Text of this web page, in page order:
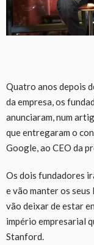
Quatro anos depois
da empresa, os
anunciaram, num
que entregaram o
Google, ao CEO da
Os dois fundadores
e vão manter os
vão deixar de estar
império empresarial
Stanford.